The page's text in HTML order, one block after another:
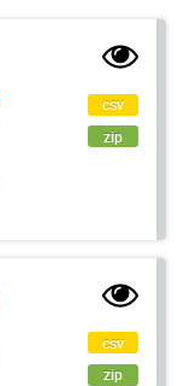
csv
zip
csv
zip